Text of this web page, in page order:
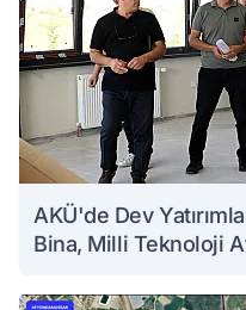
AKÜ'de Dev
Bina, Milli Teknoloji